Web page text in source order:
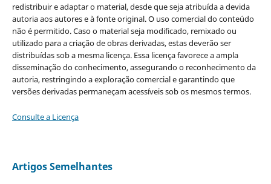
redistribuir e adaptar o material, desde que seja atribuída a devida
autoria aos autores e à fonte original. O uso comercial do conteúdo
não é permitido. Caso o material seja modificado, remixado ou
utilizado para a criação de obras derivadas, estas deverão ser
distribuídas sob a mesma licença. Essa licença favorece a ampla
disseminação do conhecimento, assegurando o reconhecimento da
autoria, restringindo a exploração comercial e garantindo que
versões derivadas permaneçam acessíveis sob os mesmos termos.
Consulte a Licença
Artigos Semelhantes